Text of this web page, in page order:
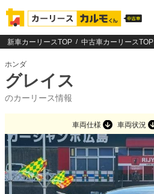
新車カーリースTOP 中古車カーリースTOP
ホンダ
グレイス
のカーリース情報
車両仕様 車両状況